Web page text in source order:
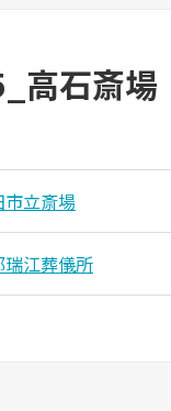
高石斎場
立斎場
江葬儀所